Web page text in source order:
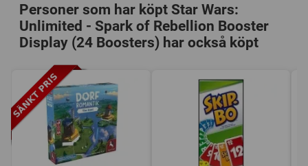
Serie: Star Wars: Unlimited (TCG)
Kategori:
2-spelare Film / TV / Radio ,
Krig
Försälj. rank:
Personer som har köpt Star Wars:
Unlimited - Spark of Rebellion Booster
Display (24 Boosters) har också köpt